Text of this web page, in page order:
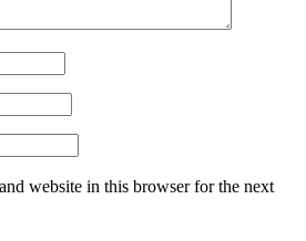
website in this browser for the next